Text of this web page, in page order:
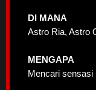
DI MANA
Astro Ria, Astro
MENGAPA
Mencari sensasi